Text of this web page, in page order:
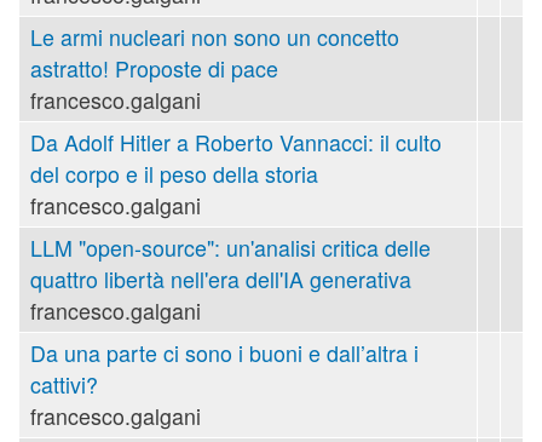
Le armi nucleari non sono un concetto
astratto! Proposte di pace
francesco.galgani
Da Adolf Hitler a Roberto Vannacci: il culto
del corpo e il peso della storia
francesco.galgani
LLM "open-source": un'analisi critica delle
quattro libertà nell'era dell'IA generativa
francesco.galgani
Da una parte ci sono i buoni e dall’altra i
cattivi?
francesco.galgani